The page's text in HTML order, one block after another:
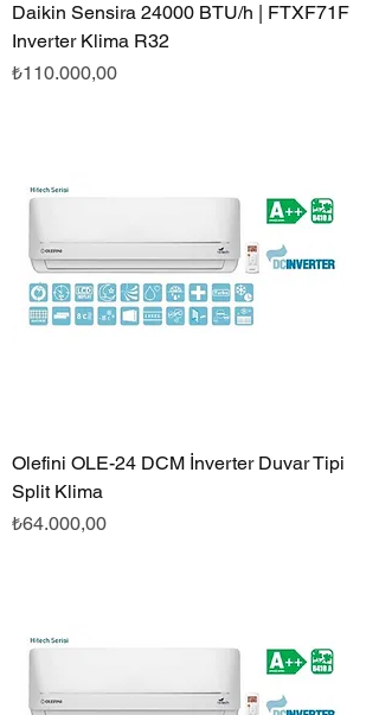
Daikin Sensira 24000 BTU/h | FTXF71F
Inverter Klima R32
Fiyat
₺110.000,00
Olefini OLE-24 DCM İnverter Duvar Tipi
Split Klima
Fiyat
₺64.000,00